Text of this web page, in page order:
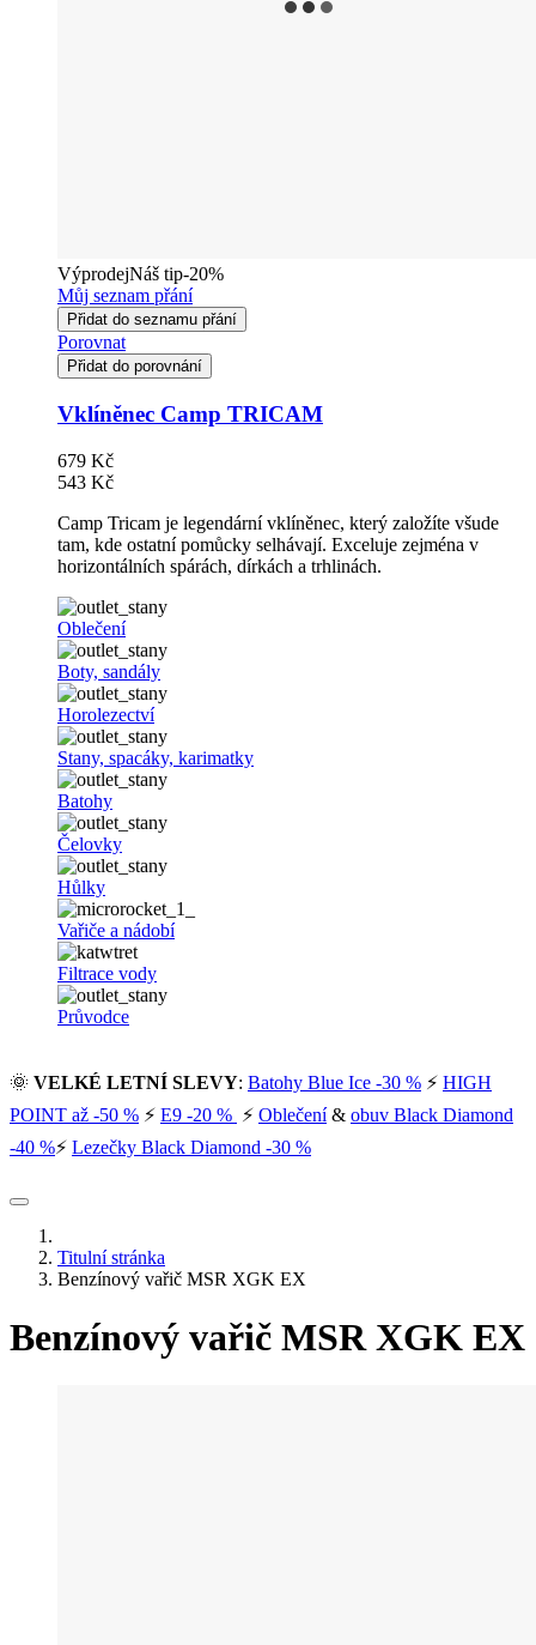
VýprodejNáš tip-20%
Můj seznam přání
Přidat do seznamu přání
Porovnat
Přidat do porovnání
Vklíněnec Camp TRICAM
679 Kč
543 Kč
Camp Tricam je legendární vklíněnec, který založíte všude
tam, kde ostatní pomůcky selhávají. Exceluje zejména v
horizontálních spárách, dírkách a trhlinách.
Oblečení
Boty, sandály
Horolezectví
Stany, spacáky, karimatky
Batohy
Čelovky
Hůlky
Vařiče a nádobí
Filtrace vody
Průvodce
🌞 VELKÉ LETNÍ SLEVY: Batohy Blue Ice -30 % ⚡ HIGH
POINT až -50 % ⚡ E9 -20 % ⚡ Oblečení& obuv Black Diamond
-40 %⚡ Lezečky Black Diamond -30 %
Titulní stránka
Benzínový vařič MSR XGK EX
Benzínový vařič MSR XGK EX